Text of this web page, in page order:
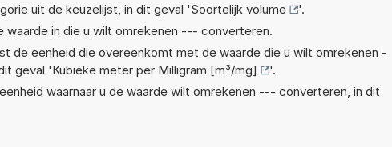
uit de keuzelijst, in dit geval 'Soortelijk volume
'.
waarde in die u wilt omrekenen --- converteren.
de eenheid die overeenkomt met de waarde die u wilt omrekenen -
geval 'Kubieke meter per Milligram [m³/mg]
'.
waarnaar u de waarde wilt omrekenen --- converteren, in dit